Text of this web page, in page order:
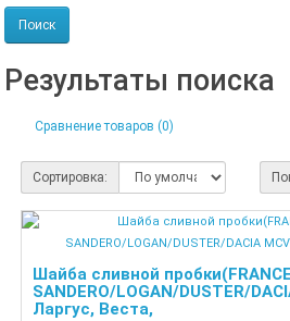
Результаты поиска
Сравнение товаров (0)
Сортировка:
Шайба сливной
SANDERO/LOGAN/DUSTER/
Ларгус, Веста,